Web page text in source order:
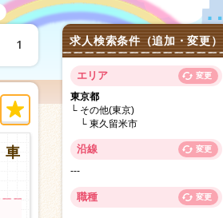
1
車
求人検索条件（追加・変更）
エリア 変更
東京都
その他(東京)
東久留米市
沿線 変更
---
職種 変更